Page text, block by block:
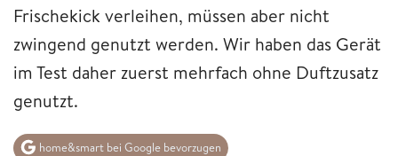
Frischekick verleihen, müssen aber nicht
zwingend genutzt werden. Wir haben das Gerät
im Test daher zuerst mehrfach ohne Duftzusatz
genutzt.
home&smart bei Google bevorzugen